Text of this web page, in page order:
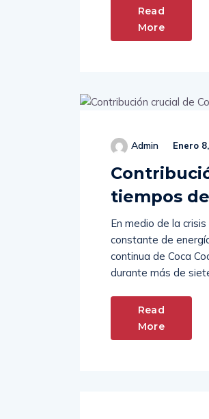
Read
More
Admin Enero
tiempos
En medio de la
constante de
continua de Coca
durante más de
Read
More